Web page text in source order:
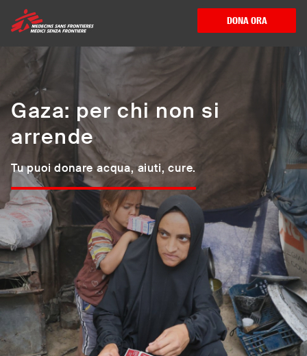
Medici Senza Frontiere ETS -DONA ORA
Gaza: per chi non si
arrende
Tu puoi donare acqua, aiuti, cure.